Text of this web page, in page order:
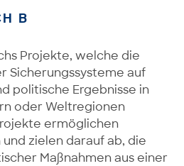
B
Projekte, welche die
Sicherungssysteme auf
politische Ergebnisse in
oder Weltregionen
ermöglichen
zielen darauf ab, die
Maßnahmen aus einer